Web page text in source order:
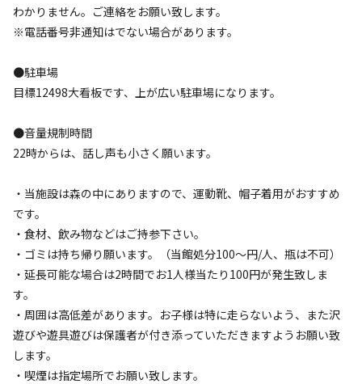
わかりません。ご連絡をお願い致します。
※電話番号非通知はでない場合があります。
●駐車場
目標12498大看板です、上が広い駐車場になります。
●音量規制時間
22時からは、話し声も小さく願います。
・当施設は森の中にありますので、運動靴、帽子着用がおすすめ
です。
・食材、飲み物などはご持参下さい。
・ゴミは持ち帰り願います。（当館処分100～円/人、瓶は不可）
・延長可能な場合は2時間でお1人様当たり100円が発生致しま
す。
・周囲は高低差があります。お子様は特に走らないよう、また沢
遊びや遊具遊びは保護者が付き添っていただきますようお願い致
します。
・喫煙は指定場所でお願い致します。
宿泊 フリーサイト
1組限定貸切キャンプ場 プラン (4人から9人
まで)
AC電
源
車両乗り
入れ
たき
火 花火
地面 : 土 定員: 9名
料金目安：
※利用日、人数によって変動する場合があります。